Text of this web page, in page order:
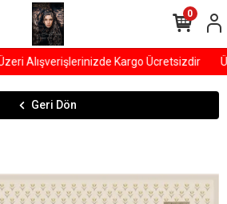
Alışverişlerinizde Kargo Ücretsizdir
0
Geri Dön